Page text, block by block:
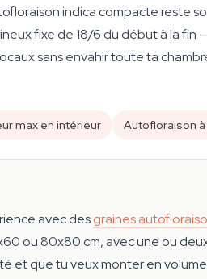
indica compacte reste
fixe de 18/6 du début à la
sans envahir toute ta
max en intérieur Autofloraison
avec desgraines
ou 80x80 cm, avec une ou
et que tu veux monter en